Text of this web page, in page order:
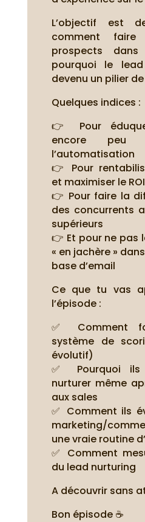
L’objectif est
comment faire
prospects
pourquoi le
devenu un pilier
Quelques indices :
👉 Pour
encore peu
l’automatisation
👉 Pour
et maximiser le
👉 Pour faire la
des concurrents
supérieurs
👉 Et pour ne pas
« en jachère »
base d’email
Ce que tu vas
l’épisode :
✅ Comment
système de
évolutif)
✅ Pourquoi
nurturer même
aux sales
✅ Comment ils
marketing/
une vraie routine
✅ Comment
du lead nurturing
A découvrir sans
Bon épisode ☕